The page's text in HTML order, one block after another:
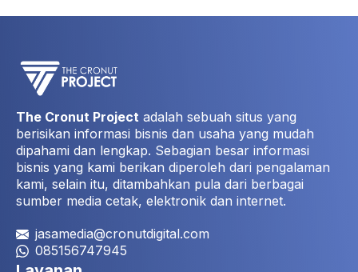
The Cronut Project adalah sebuah situs yang
berisikan informasi bisnis dan usaha yang mudah
dipahami dan lengkap. Sebagian besar informasi
bisnis yang kami berikan diperoleh dari pengalaman
kami, selain itu, ditambahkan pula dari berbagai
sumber media cetak, elektronik dan internet.
jasamedia@cronutdigital.com
085156747945